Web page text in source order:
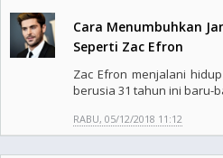
Cara Menumbuhkan
Seperti Zac Efron
Zac Efron menjalani
berusia 31 tahun ini baru-
RABU, 05/12/2018 11:12